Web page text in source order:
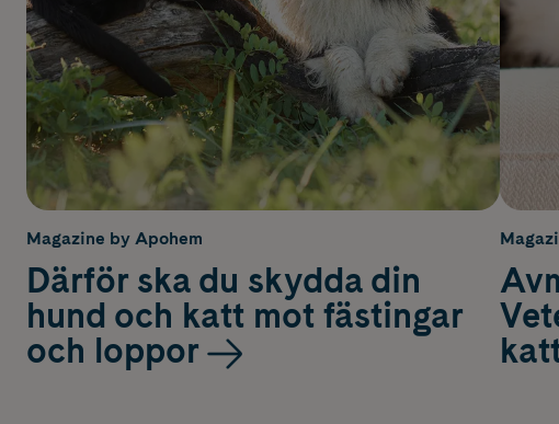
Magazine by Apohem
Därför ska du skydda din
hund och katt mot fästingar
och loppor